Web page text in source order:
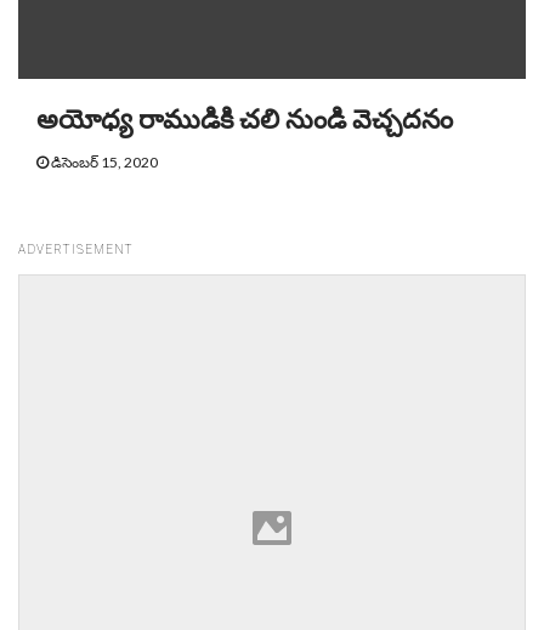
అయోధ్య రాముడికి చలి నుండి వెచ్చదనం
డిసెంబర్ 15, 2020
ADVERTISEMENT